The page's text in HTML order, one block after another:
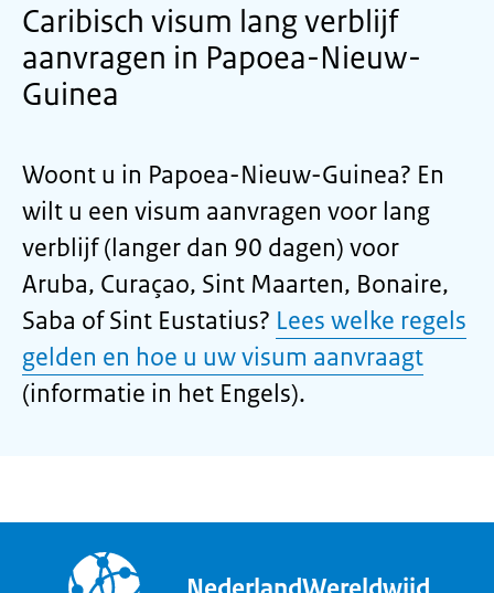
Caribisch visum lang verblijf
aanvragen in Papoea-Nieuw-
Guinea
Woont u in Papoea-Nieuw-Guinea? En
wilt u een visum aanvragen voor lang
verblijf (langer dan 90 dagen) voor
Aruba, Curaçao, Sint Maarten, Bonaire,
Saba of Sint Eustatius? Lees welke regels
gelden en hoe u uw visum aanvraagt
(informatie in het Engels).